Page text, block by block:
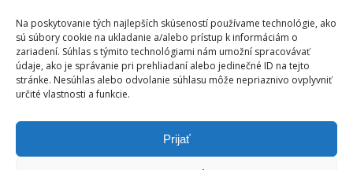
Na poskytovanie tých najlepších skúseností používame technológie, ako
sú súbory cookie na ukladanie a/alebo prístup k informáciám o
zariadení. Súhlas s týmito technológiami nám umožní spracovávať
údaje, ako je správanie pri prehliadaní alebo jedinečné ID na tejto
stránke. Nesúhlas alebo odvolanie súhlasu môže nepriaznivo ovplyvniť
určité vlastnosti a funkcie.
Prijať
OBECNÉ KNIŽNICE
MANIFEST O VEREJNÝCH KNIŽNICIACH
TLAČIVÁ PRE ČINNOSŤ KNIŽNÍC
INFOLIB
PRÍRODA NEPOZNÁ HRANICE
AKTUALITY